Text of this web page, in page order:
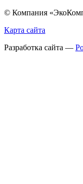
© Компания
Карта сайта
Разработка сайта —